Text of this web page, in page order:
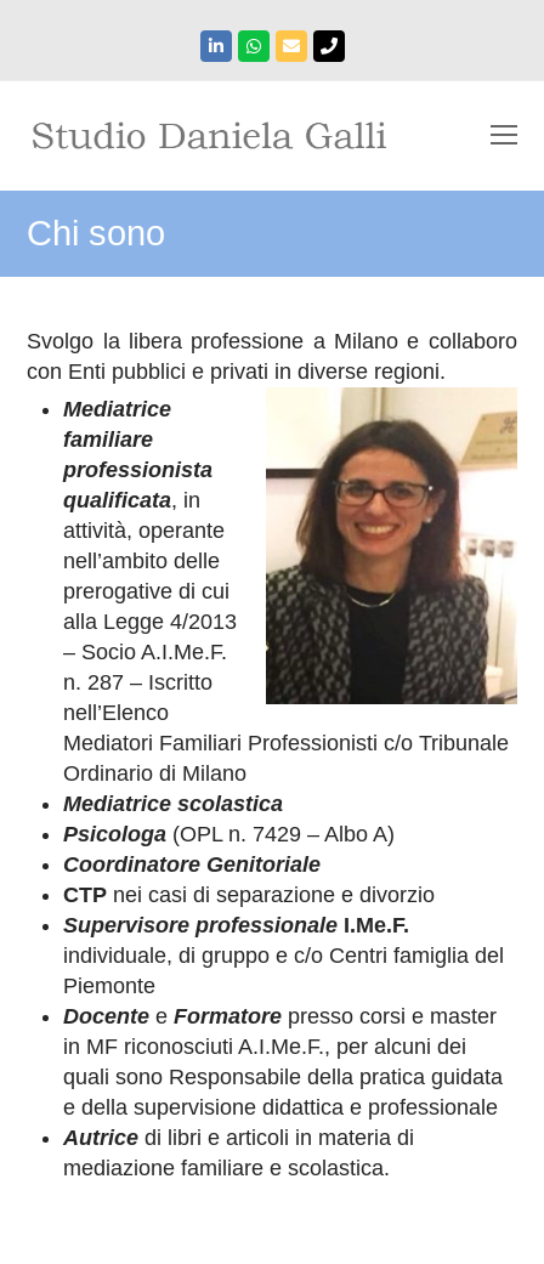
LinkedInWhatsapp
EmailPhone
Chi sono
Svolgo la libera professione a Milano e collaboro
con Enti pubblici e privati in diverse regioni.
Mediatrice
familiare
professionista
qualificata, in
attività, operante
nell’ambito delle
prerogative di cui
alla Legge 4/2013
– Socio A.I.Me.F.
n. 287 – Iscritto
nell’Elenco
Mediatori Familiari Professionisti c/o Tribunale
Ordinario di Milano
Mediatrice scolastica
Psicologa (OPL n. 7429 – Albo A)
Coordinatore Genitoriale
CTP nei casi di separazione e divorzio
Supervisore professionale I.Me.F.
individuale, di gruppo e c/o Centri famiglia del
Piemonte
Docente eFormatore presso corsi e master
in MF riconosciuti A.I.Me.F., per alcuni dei
quali sono Responsabile della pratica guidata
e della supervisione didattica e professionale
Autrice di libri e articoli in materia di
mediazione familiare e scolastica.